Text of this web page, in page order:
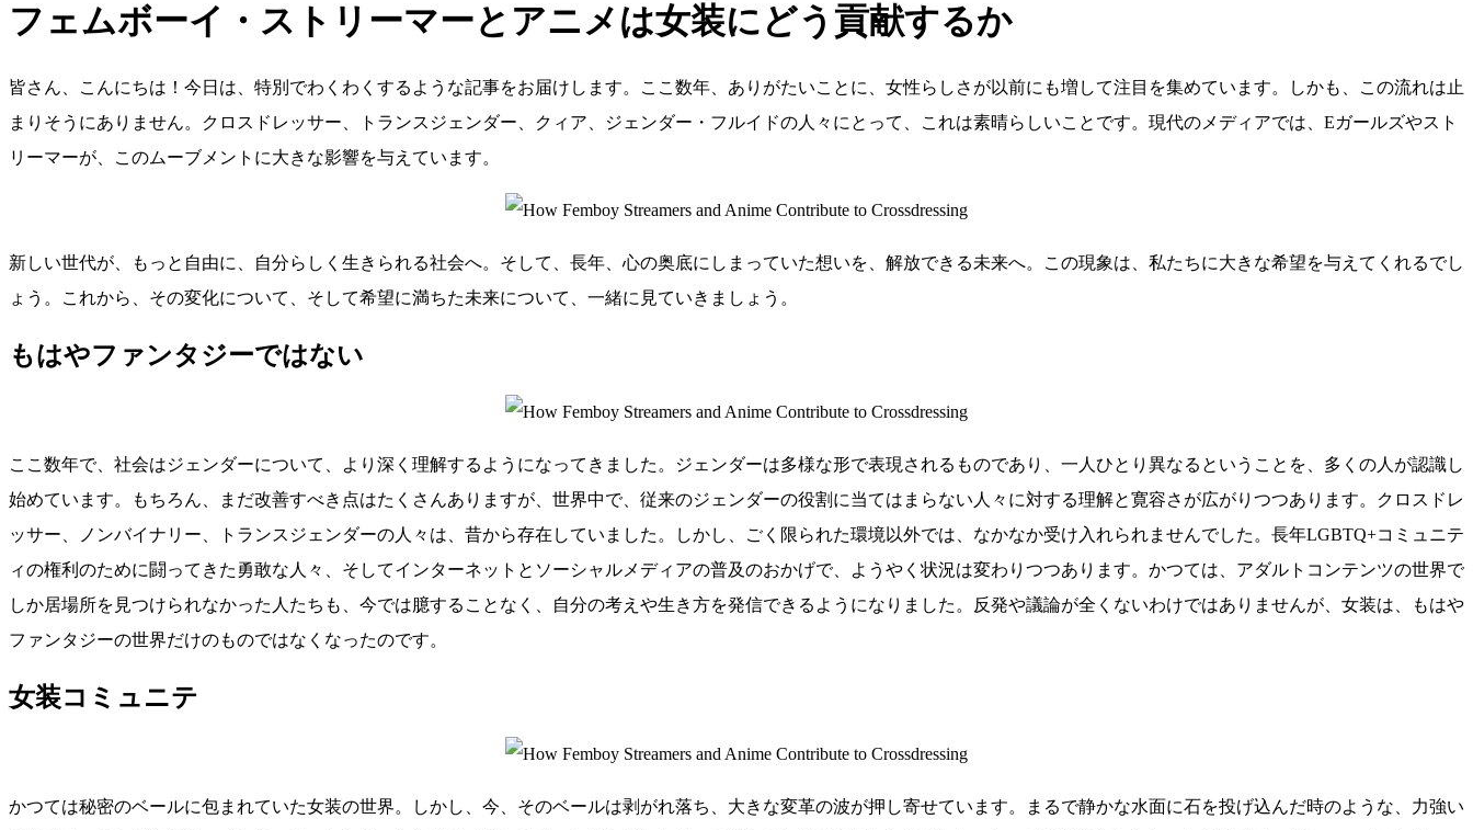
フェムボーイ・ストリーマーとアニメは女装にどう貢献するか
皆さん、こんにちは！今日は、特別でわくわくするような記事をお届けします。ここ数年、ありがたいことに、女性らしさが以前にも増して注目を集めています。しかも、この流れは止
まりそうにありません。クロスドレッサー、トランスジェンダー、クィア、ジェンダー・フルイドの人々にとって、これは素晴らしいことです。現代のメディアでは、Eガールズやスト
リーマーが、このムーブメントに大きな影響を与えています。
新しい世代が、もっと自由に、自分らしく生きられる社会へ。そして、長年、心の奥底にしまっていた想いを、解放できる未来へ。この現象は、私たちに大きな希望を与えてくれるでし
ょう。これから、その変化について、そして希望に満ちた未来について、一緒に見ていきましょう。
もはやファンタジーではない
ここ数年で、社会はジェンダーについて、より深く理解するようになってきました。ジェンダーは多様な形で表現されるものであり、一人ひとり異なるということを、多くの人が認識し
始めています。もちろん、まだ改善すべき点はたくさんありますが、世界中で、従来のジェンダーの役割に当てはまらない人々に対する理解と寛容さが広がりつつあります。クロスドレ
ッサー、ノンバイナリー、トランスジェンダーの人々は、昔から存在していました。しかし、ごく限られた環境以外では、なかなか受け入れられませんでした。長年LGBTQ+コミュニテ
ィの権利のために闘ってきた勇敢な人々、そしてインターネットとソーシャルメディアの普及のおかげで、ようやく状況は変わりつつあります。かつては、アダルトコンテンツの世界で
しか居場所を見つけられなかった人たちも、今では臆することなく、自分の考えや生き方を発信できるようになりました。反発や議論が全くないわけではありませんが、女装は、もはや
ファンタジーの世界だけのものではなくなったのです。
女装コミュニテ
かつては秘密のベールに包まれていた女装の世界。しかし、今、そのベールは剥がれ落ち、大きな変革の波が押し寄せています。まるで静かな水面に石を投げ込んだ時のような、力強い